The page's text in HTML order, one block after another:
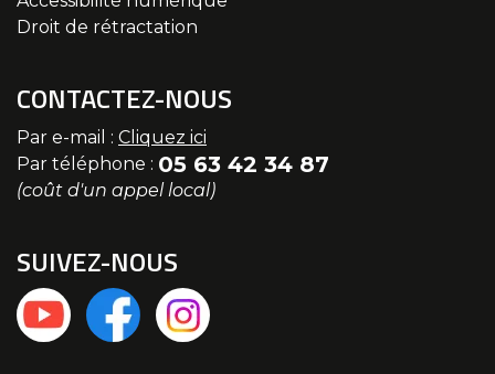
Droit de rétractation
CONTACTEZ-NOUS
Par e-mail : Cliquez ici
Par téléphone : 05 63 42 34 87
(coût d'un appel local)
SUIVEZ-NOUS